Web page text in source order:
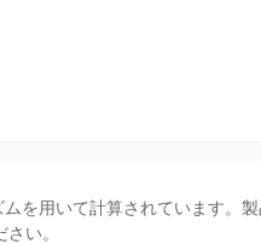
を用いて計算されています。
い。